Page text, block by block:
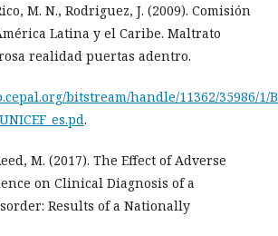
M. N., Rodriguez, J. (2009). Comisión
Latina y el Caribe. Maltrato
realidad puertas adentro.
bitstream/handle/11362/35986/1/
.
M. (2017). The Effect of Adverse
on Clinical Diagnosis of a
Results of a Nationally